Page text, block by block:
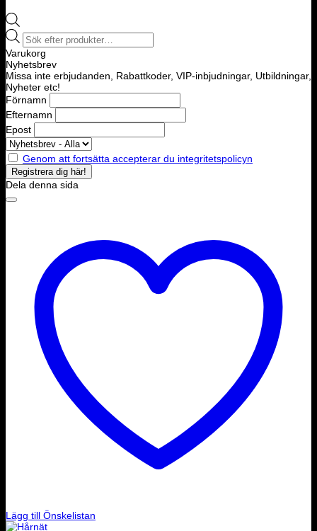
Products
search
Varukorg
Nyhetsbrev
Missa inte erbjudanden, Rabattkoder, VIP-inbjudningar, Utbildningar,
Nyheter etc!
Förnamn
Efternamn
Epost
Genom att fortsätta accepterar du integritetspolicyn
Dela denna sida
Lägg till Önskelistan